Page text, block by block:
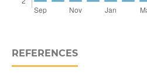
REFERENCES